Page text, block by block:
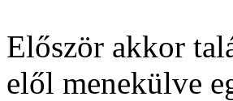
Először akkor
elől menekülve